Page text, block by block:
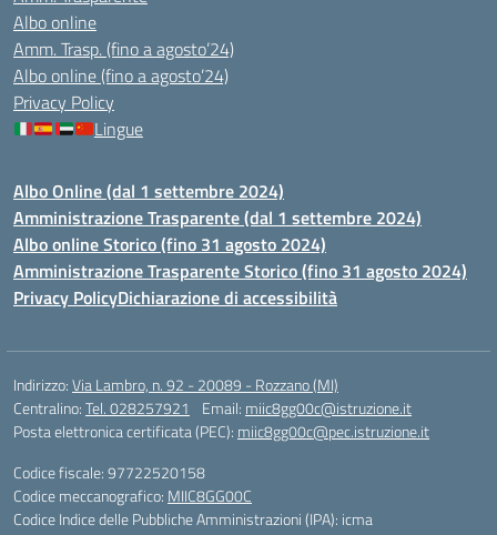
Albo online
Amm. Trasp. (fino a agosto’24)
Albo online (fino a agosto’24)
Privacy Policy
Lingue
Albo Online (dal 1 settembre 2024)
Amministrazione Trasparente (dal 1 settembre 2024)
Albo online Storico (fino 31 agosto 2024)
Amministrazione Trasparente Storico (fino 31 agosto 2024)
Privacy PolicyDichiarazione di accessibilità
Indirizzo:Via Lambro, n. 92 - 20089 - Rozzano (MI)
Centralino:Tel. 028257921 Email: miic8gg00c@istruzione.it
Posta elettronica certificata (PEC): miic8gg00c@pec.istruzione.it
Codice fiscale: 97722520158
Codice meccanografico: MIIC8GG00C
Codice Indice delle Pubbliche Amministrazioni (IPA): icma